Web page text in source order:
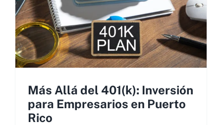
Más Allá del 401(k): Inversión
para Empresarios en Puerto
Rico